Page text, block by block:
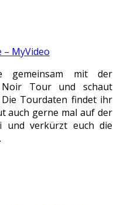
MyVideo
gemeinsam mit der
Tour und schaut
Tourdaten findet ihr
auch gerne mal auf der
und verkürzt euch die